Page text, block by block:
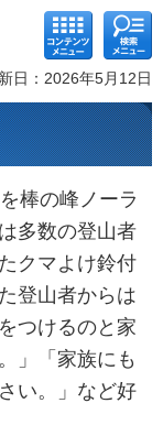
コンテ
ンツメ
ニュー
検索メ
ニュー
日：2026年5月12日
棒の峰ノーラ
多数の登山者
クマよけ鈴付
登山者からは
つけるのと家
」「家族にも
い。」など好